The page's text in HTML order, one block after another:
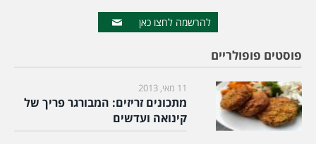
להרשמה לחצו כאן
פוסטים פופולריים
11 מאי, 2013
מתכונים זריזים: המבורגר פריך של
קינואה ועדשים